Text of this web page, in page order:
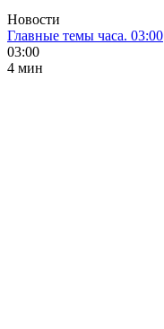
Новости
Главные темы часа. 03:00
03:00
4 мин